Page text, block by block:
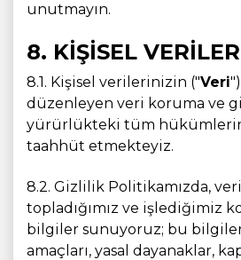
unutmayın.
8. KİŞİSEL VERİLER
8.1. Kişisel verilerinizin ("Veri
düzenleyen veri koruma ve
yürürlükteki tüm
taahhüt etmekteyiz.
8.2. Gizlilik Politikamızda,
topladığımız ve işlediğimiz
bilgiler sunuyoruz; bu bilgiler
amaçları, yasal dayanaklar,